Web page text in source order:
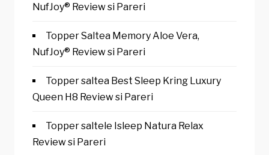
NufJoy® Review si Pareri
Topper Saltea Memory Aloe Vera,
NufJoy® Review si Pareri
Topper saltea Best Sleep Kring Luxury
Queen H8 Review si Pareri
Topper saltele Isleep Natura Relax
Review si Pareri